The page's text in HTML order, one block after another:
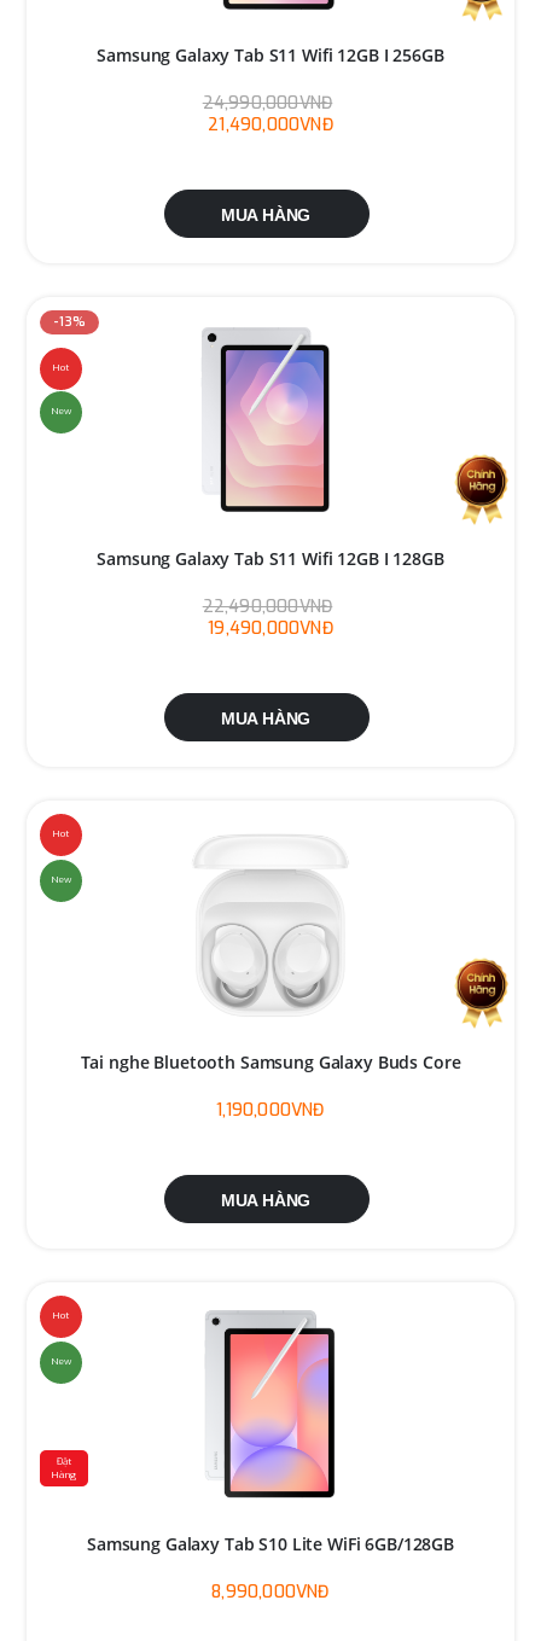
Samsung Galaxy Tab S11 Wifi 12GB I 256GB
24,990,000VNĐ
21,490,000VNĐ
MUA HÀNG
-13%
Hot
New
Samsung Galaxy Tab S11 Wifi 12GB I 128GB
22,490,000VNĐ
19,490,000VNĐ
MUA HÀNG
Hot
New
Tai nghe Bluetooth Samsung Galaxy Buds Core
1,190,000VNĐ
MUA HÀNG
Hot
New
Đặt
Hàng
Samsung Galaxy Tab S10 Lite WiFi 6GB/128GB
8,990,000VNĐ